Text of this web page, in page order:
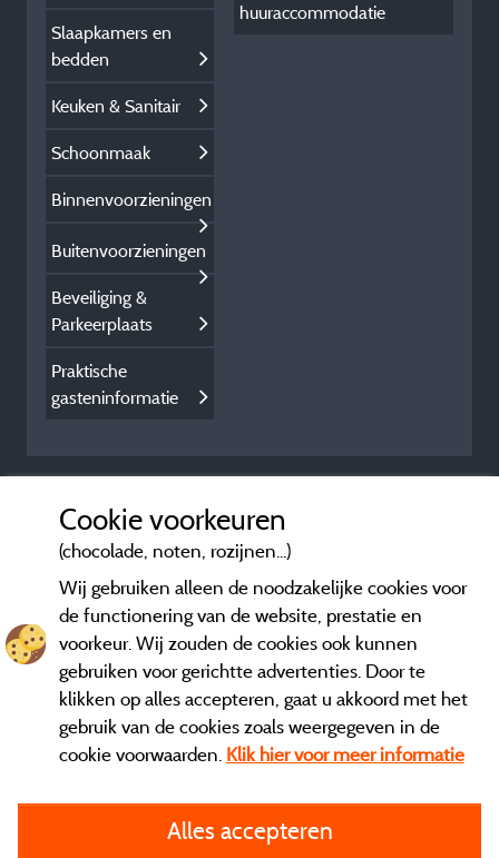
Slaapkamers en
bedden
Keuken & Sanitair
Schoonmaak
Binnenvoorzieningen
Buitenvoorzieningen
Beveiliging &
Parkeerplaats
Praktische
gasteninformatie
huuraccommodatie
Informatie uitgever en contact
General terms of use
Cookie voorkeuren
(chocolade, noten, rozijnen...)
Wij gebruiken alleen de noodzakelijke cookies voor
de functionering van de website, prestatie en
voorkeur. Wij zouden de cookies ook kunnen
gebruiken voor gerichtte advertenties. Door te
klikken op alles accepteren, gaat u akkoord met het
gebruik van de cookies zoals weergegeven in de
cookie voorwaarden. Klik hier voor meer informatie
Alles accepteren